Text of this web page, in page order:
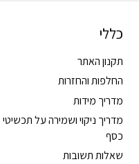
כללי
תקנון האתר
החלפות והחזרות
מדריך מידות
מדריך ניקוי ושמירה על תכשיטי
כסף
שאלות תשובות